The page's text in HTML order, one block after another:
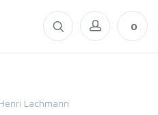
0
Henri Lachmann